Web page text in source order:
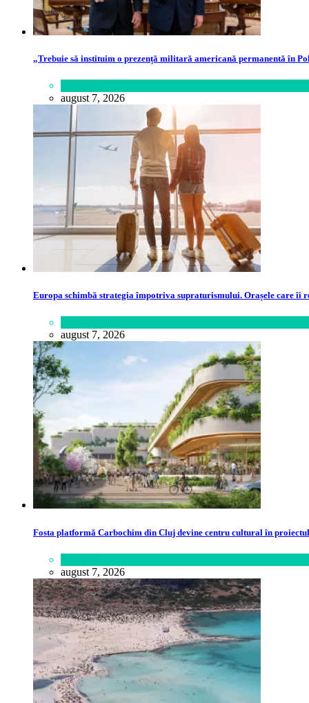
„Trebuie să instituim o prezență militară americană permanentă în
august 7, 2026
Europa schimbă strategia împotriva supraturismului. Orașele care îi
august 7, 2026
Fosta platformă Carbochim din Cluj devine centru cultural în
august 7, 2026